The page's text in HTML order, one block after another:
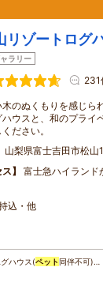
リゾートログ
ラリー
231
のぬくもりを感じら
ハウスと、和のプライ
ださい。
山梨県富士吉田市松山
ス
富士急ハイランド
込・他
ハウス(ペット 同伴不可)…